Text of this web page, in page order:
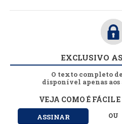
EXCLUSIVO
O texto completo
disponível apenas aos
VEJA COMO É FÁCIL
ASSINAR OU